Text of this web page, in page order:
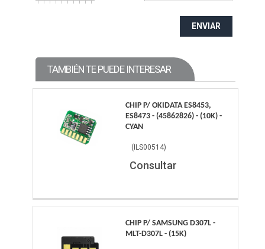
ENVIAR
TAMBIÉN TE PUEDE INTERESAR
CHIP P/ OKIDATA ES8453,
ES8473 - (45862826) - (10K) -
CYAN
( ILS00514)
Consultar
CHIP P/ SAMSUNG D307L -
MLT-D307L - (15K)